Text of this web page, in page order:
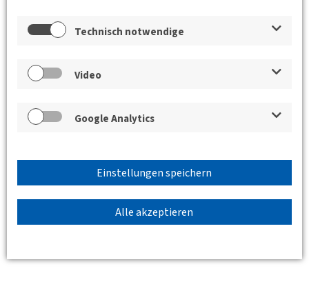
Technisch notwendige
Video
Google Analytics
Einstellungen speichern
Alle akzeptieren
Die Teilnahme ist kostenlos (keine Anmeldung erforderlich).